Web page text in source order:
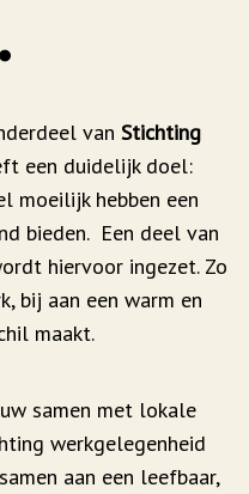
van Stichting
een duidelijk doel:
moeilijk hebben een
bieden. Een deel van
hiervoor ingezet. Zo
bij aan een warm en
maakt.
samen met lokale
werkgelegenheid
aan een leefbaar,